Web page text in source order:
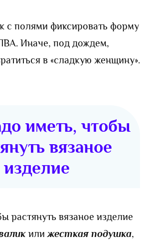
с полями фиксировать форму
Иначе, под дождем,
в «сладкую женщину».
иметь, чтобы
вязаное
изделие
растянуть вязаное изделие
или жесткая подушка,